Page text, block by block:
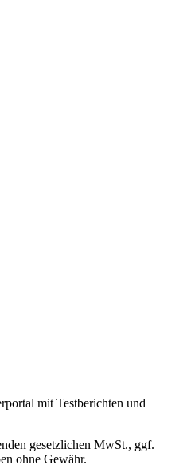
mit Testberichten und
gesetzlichen MwSt., ggf.
ohne Gewähr.